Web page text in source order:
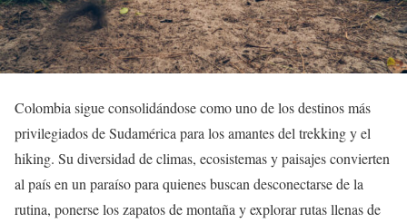
Colombia sigue consolidándose como uno de los destinos más
privilegiados de Sudamérica para los amantes del trekking y el
hiking. Su diversidad de climas, ecosistemas y paisajes convierten
al país en un paraíso para quienes buscan desconectarse de la
rutina, ponerse los zapatos de montaña y explorar rutas llenas de